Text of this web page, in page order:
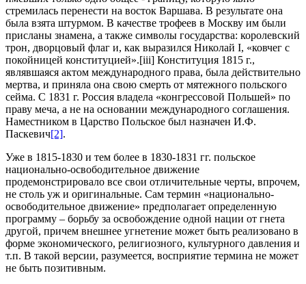
стремилась перенести на восток Варшава. В результате она
была взята штурмом. В качестве трофеев в Москву им были
присланы знамена, а также символы государства: королевский
трон, дворцовый флаг и, как выразился Николай I, «ковчег с
покойницей конституцией».[iii] Конституция 1815 г.,
являвшаяся актом международного права, была действительно
мертва, и приняла она свою смерть от мятежного польского
сейма. С 1831 г. Россия владела «конгрессовой Польшей» по
праву меча, а не на основании международного соглашения.
Наместником в Царство Польское был назначен И.Ф.
Паскевич[2].
Уже в 1815-1830 и тем более в 1830-1831 гг. польское
национально-освободительное движение
продемонстрировало все свои отличительные черты, впрочем,
не столь уж и оригинальные. Сам термин «национально-
освободительное движение» предполагает определенную
программу – борьбу за освобождение одной нации от гнета
другой, причем внешнее угнетение может быть реализовано в
форме экономического, религиозного, культурного давления и
т.п. В такой версии, разумеется, восприятие термина не может
не быть позитивным.